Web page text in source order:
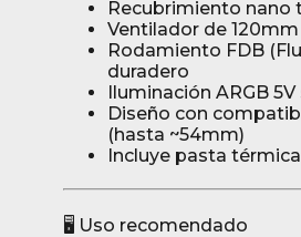
Recubrimiento nano
Ventilador de
Rodamiento FDB
duradero
Iluminación ARGB
Diseño con
(hasta ~54mm)
Incluye pasta
🖥️ Uso recomendado